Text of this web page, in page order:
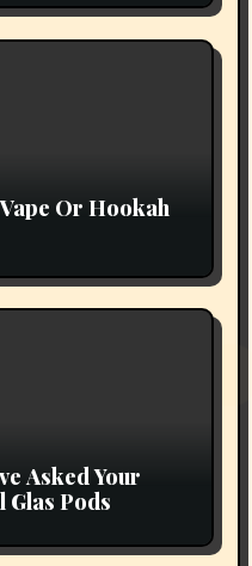
Or Hookah
Asked Your
Glas Pods